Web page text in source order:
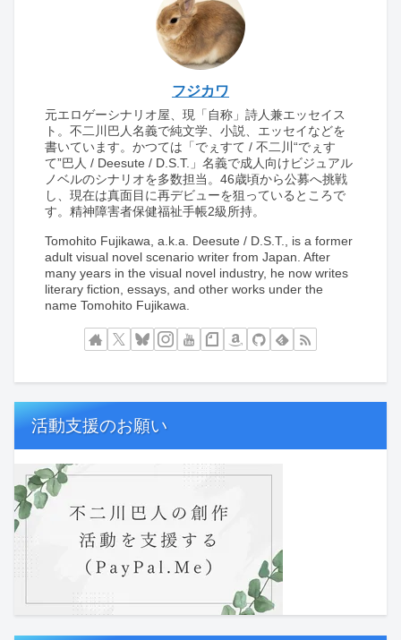
フジカワ
元エロゲーシナリオ屋、現「自称」詩人兼エッセイス
ト。不二川巴人名義で純文学、小説、エッセイなどを
書いています。かつては「でぇすて / 不二川“でぇす
て”巴人 / Deesute / D.S.T.」名義で成人向けビジュアル
ノベルのシナリオを多数担当。46歳頃から公募へ挑戦
し、現在は真面目に再デビューを狙っているところで
す。精神障害者保健福祉手帳2級所持。
Tomohito Fujikawa, a.k.a. Deesute / D.S.T., is a former
adult visual novel scenario writer from Japan. After
many years in the visual novel industry, he now writes
literary fiction, essays, and other works under the
name Tomohito Fujikawa.
活動支援のお願い